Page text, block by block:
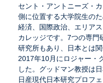
セント・アントニーズ・
側に位置する大学院生の
経済、国際政治、エリア
カレッジです。7つの専門
研究所もあり、日本とは
2017年10月にロジャー・
した。グッドマン教授は
日産現代日本研究プロフ